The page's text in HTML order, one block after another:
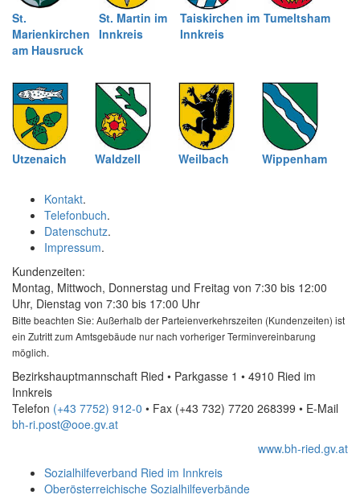
St.
Marienkirchen
am Hausruck
St. Martin im
Innkreis
Taiskirchen im
Innkreis
Tumeltsham
Utzenaich Waldzell Weilbach Wippenham
Kontakt.
Telefonbuch.
Datenschutz.
Impressum.
Kundenzeiten:
Montag, Mittwoch, Donnerstag und Freitag von 7:30 bis 12:00
Uhr, Dienstag von 7:30 bis 17:00 Uhr
Bitte beachten Sie: Außerhalb der Parteienverkehrszeiten (Kundenzeiten) ist
ein Zutritt zum Amtsgebäude nur nach vorheriger Terminvereinbarung
möglich.
Bezirkshauptmannschaft Ried • Parkgasse 1 • 4910 Ried im
Innkreis
Telefon (+43 7752) 912-0 • Fax (+43 732) 7720 268399 • E-Mail
bh-ri.post@ooe.gv.at
www.bh-ried.gv.at
Sozialhilfeverband Ried im Innkreis
Oberösterreichische Sozialhilfeverbände